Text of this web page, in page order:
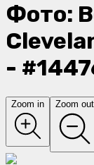
Фото:
-
Zoom in Zoom out